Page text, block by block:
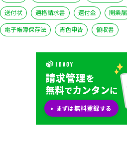
送付状
適格請求書 還付金 開業届
電子帳簿保存法
青色申告 領収書